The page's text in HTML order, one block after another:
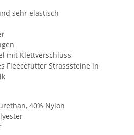
sehr elastisch
mit Klettverschluss
Fleecefutter Strasssteine in
40% Nylon